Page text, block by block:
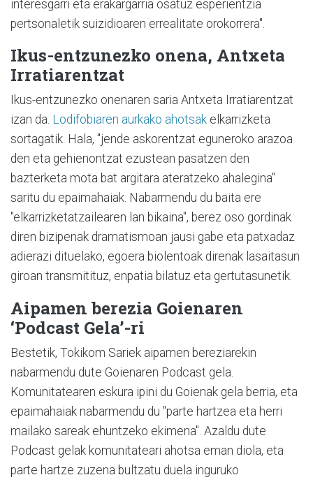
interesgarri eta erakargarria osatuz esperientzia
pertsonaletik suizidioaren errealitate orokorrera".
Ikus-entzunezko onena, Antxeta
Irratiarentzat
Ikus-entzunezko onenaren saria Antxeta Irratiarentzat
izan da. Lodifobiaren aurkako ahotsak elkarrizketa
sortagatik. Hala, "jende askorentzat eguneroko arazoa
den eta gehienontzat ezustean pasatzen den
bazterketa mota bat argitara ateratzeko ahalegina"
saritu du epaimahaiak. Nabarmendu du baita ere
"elkarrizketatzailearen lan bikaina", berez oso gordinak
diren bizipenak dramatismoan jausi gabe eta patxadaz
adierazi dituelako, egoera biolentoak direnak lasaitasun
giroan transmitituz, enpatia bilatuz eta gertutasunetik.
Aipamen berezia Goienaren
‘Podcast Gela’-ri
Bestetik, Tokikom Sariek aipamen bereziarekin
nabarmendu dute Goienaren Podcast gela.
Komunitatearen eskura ipini du Goienak gela berria, eta
epaimahaiak nabarmendu du "parte hartzea eta herri
mailako sareak ehuntzeko ekimena". Azaldu dute
Podcast gelak komunitateari ahotsa eman diola, eta
parte hartze zuzena bultzatu duela inguruko